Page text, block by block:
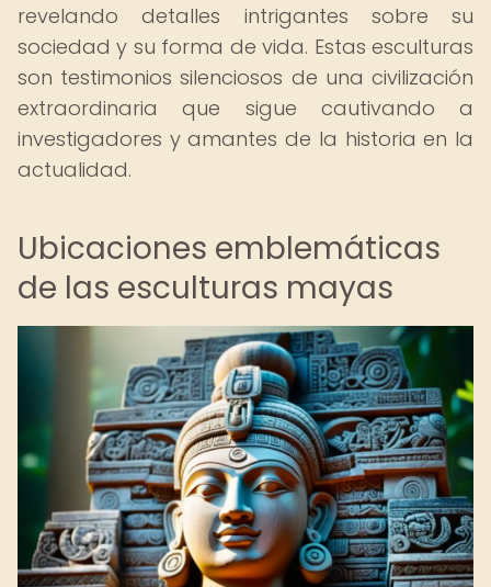
revelando detalles intrigantes sobre su
sociedad y su forma de vida. Estas esculturas
son testimonios silenciosos de una civilización
extraordinaria que sigue cautivando a
investigadores y amantes de la historia en la
actualidad.
Ubicaciones emblemáticas
de las esculturas mayas